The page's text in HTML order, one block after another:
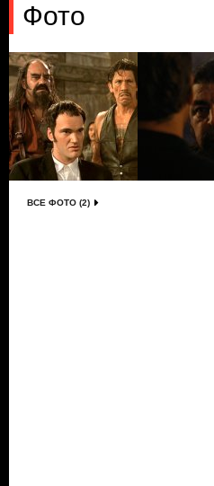
Фото
ВСЕ ФОТО (2)